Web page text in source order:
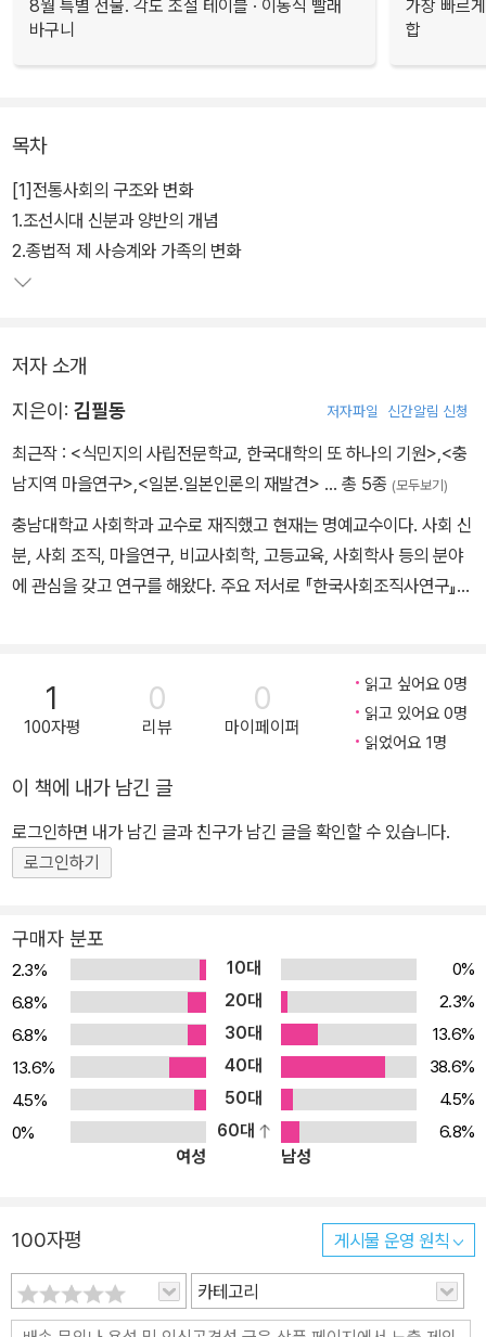
8월 특별 선물. 각도 조절 테이블 · 이동식 빨래
바구니
가장 빠르
합
목차
[1]전통사회의 구조와 변화
1.조선시대 신분과 양반의 개념
2.종법적 제 사승계와 가족의 변화
저자 소개
지은이: 김필동 저자파일 신간알림 신청
최근작 : <식민지의 사립전문학교, 한국대학의 또 하나의 기원>,<충
남지역 마을연구>,<일본.일본인론의 재발견> … 총 5종 (모두보기)
충남대학교 사회학과 교수로 재직했고 현재는 명예교수이다. 사회 신
분, 사회 조직, 마을연구, 비교사회학, 고등교육, 사회학사 등의 분야
에 관심을 갖고 연구를 해왔다. 주요 저서로 『한국사회조직사연구』(1
구단의 공동연구원들과 함께 「충남지역 마을지총서」(전 14권)를 펴
낸 바 있다. 최근에는 주로 한국사회학사에 관한 연구를 해오고 있다.
1
100자평
0
리뷰
0
마이페이퍼
읽고 싶어요 0명
읽고 있어요 0명
읽었어요 1명
이 책에 내가 남긴 글
로그인하면 내가 남긴 글과 친구가 남긴 글을 확인할 수 있습니다.
로그인하기
구매자 분포
2.3% 10대
0%
6.8%
20대
2.3%
6.8%
30대
13.6%
13.6%
40대
38.6%
4.5%
50대
4.5%
0%
60대
6.8%
여성
남성
100자평 게시물 운영 원칙
카테고리